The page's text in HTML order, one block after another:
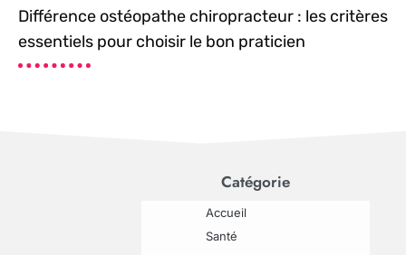
Différence ostéopathe chiropracteur : les critères
essentiels pour choisir le bon praticien
Catégorie
Accueil
Santé